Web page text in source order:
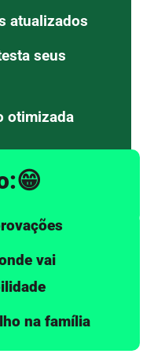
atualizados
seus
otimizada
vai
na família